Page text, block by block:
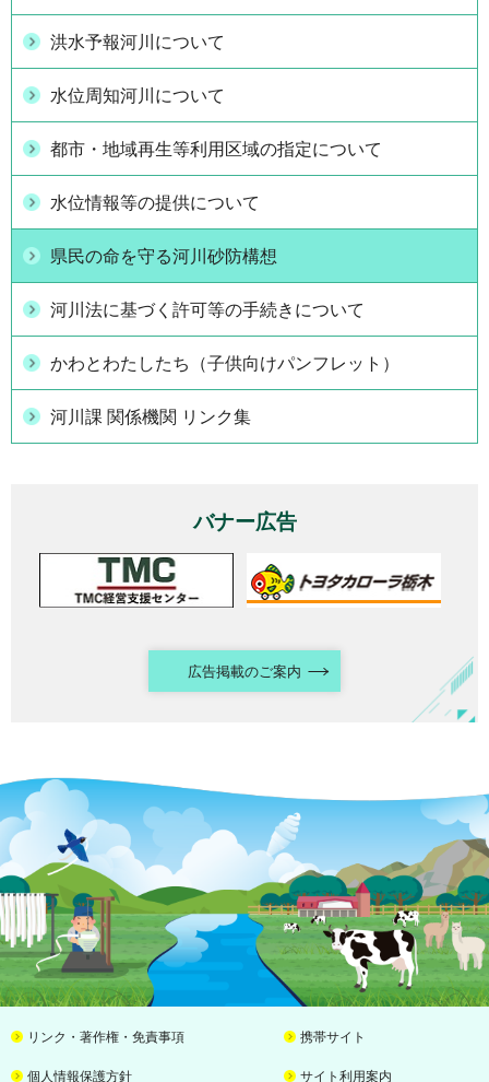
洪水予報河川について
水位周知河川について
都市・地域再生等利用区域の指定について
水位情報等の提供について
県民の命を守る河川砂防構想
河川法に基づく許可等の手続きについて
かわとわたしたち（子供向けパンフレット）
河川課 関係機関 リンク集
バナー広告
広告掲載のご案内
リンク・著作権・免責事項 携帯サイト
個人情報保護方針 サイト利用案内